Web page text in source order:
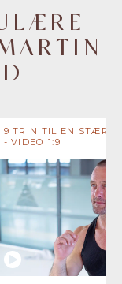
9 TRIN TIL EN STÆRK
- VIDEO 1:9